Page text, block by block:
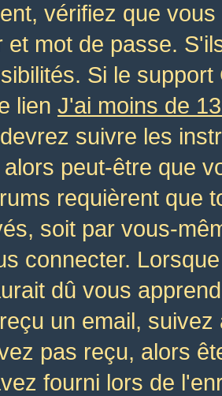
vérifiez que
et mot de passe.
Si le
lien J'ai moins de
suivre les
peut-être que
requièrent que
soit par vous-
connecter.
dû vous
un email,
pas reçu, alors
fourni lors de